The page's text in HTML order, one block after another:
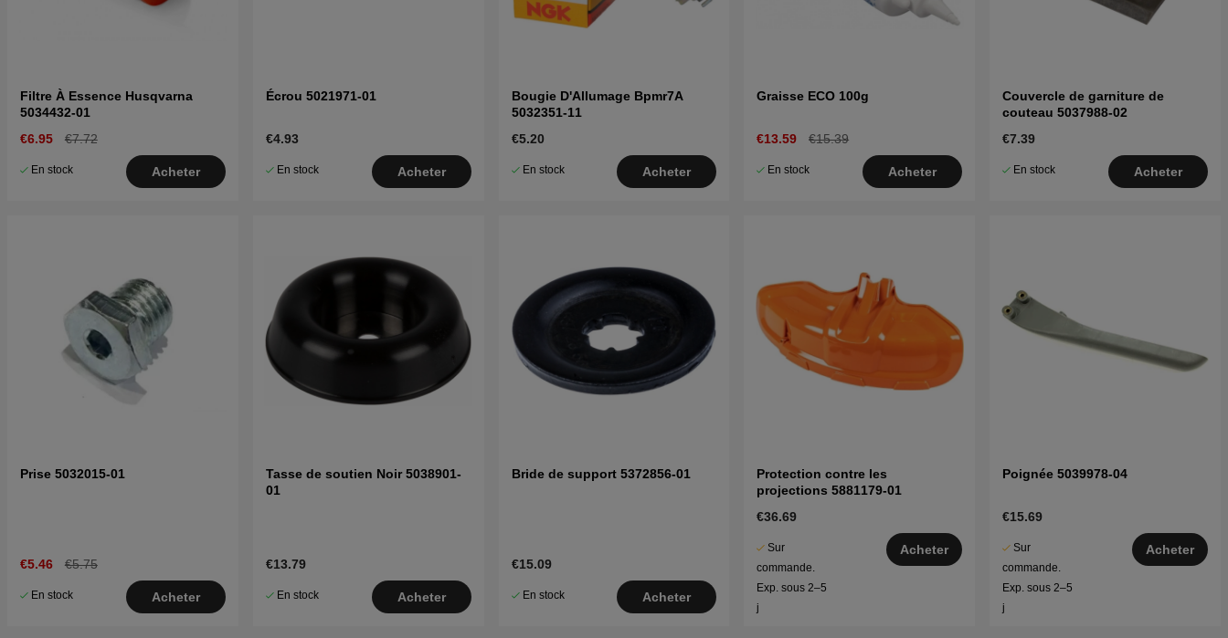
Filtre À Essence Husqvarna
5034432-01
€6.95
€7.72
En stock Acheter
Écrou 5021971-01
€4.93
En stock Acheter
Bougie D'Allumage Bpmr7A
5032351-11
€5.20
En stock Acheter
Graisse ECO 100g
€13.59 €15.39
En stock Acheter
Couvercle de garniture de
couteau 5037988-02
€7.39
En stock Acheter
Prise 5032015-01
€5.46 €5.75
En stock Acheter
Tasse de soutien Noir 5038901-
01
€13.79
En stock Acheter
Bride de support 5372856-01
€15.09
En stock Acheter
Protection contre les
projections 5881179-01
€36.69
Sur
commande.
Exp. sous 2–5
j
Acheter
Poignée 5039978-04
€15.69
Sur
commande.
Exp. sous 2–5
j
Acheter